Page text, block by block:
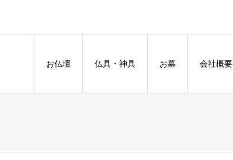
お仏壇 仏具・神具 お墓 会社概要